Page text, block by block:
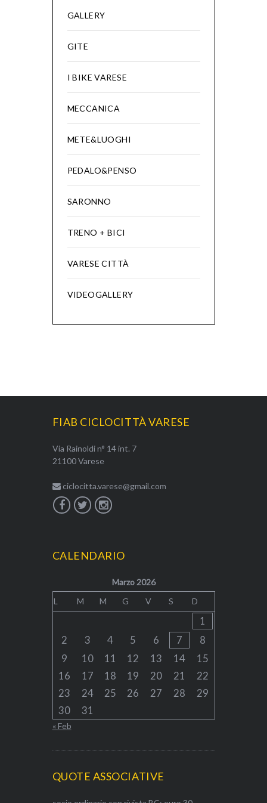
GALLERY
GITE
I BIKE VARESE
MECCANICA
METE&LUOGHI
PEDALO&PENSO
SARONNO
TRENO + BICI
VARESE CITTÀ
VIDEOGALLERY
FIAB CICLOCITTÀ VARESE
Via Rainoldi n° 14 int. 7
21100 Varese
ciclocitta.varese@gmail.com
CALENDARIO
Marzo 2026
L
M M G V S D
1
2
3 4 5 6 7
8
9
10 11 12 13 14
15
16
17 18 19 20 21
22
23
24 25 26 27 28
29
30
31
« Feb
QUOTE ASSOCIATIVE